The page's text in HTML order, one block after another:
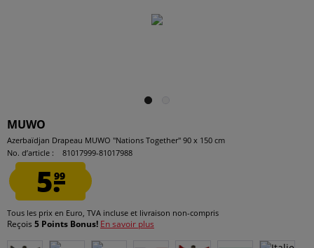
MUWO
Azerbaïdjan Drapeau MUWO "Nations Together" 90 x 150 cm
No. d’article :
81017999-81017988
5.99
Tous les prix en Euro, TVA incluse et livraison non-compris
Reçois 5 Points Bonus! En savoir plus